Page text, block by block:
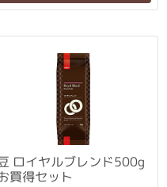
レンド500g
買得セット